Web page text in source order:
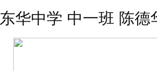
东华中学 中一班 陈德